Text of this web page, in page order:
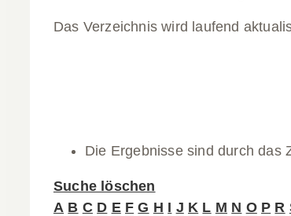
Das Verzeichnis wird laufend
Die Ergebnisse sind durch das
Suche löschen
A B C D E F G H I J K L M N O P R